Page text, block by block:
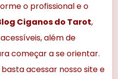
o profissional e o
Ciganos do Tarot,
além de
começar a se orientar.
acessar nosso site e